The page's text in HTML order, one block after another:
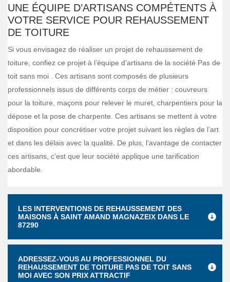
UNE ÉQUIPE D’ARTISANS COMPÉTENTS À
VOTRE SERVICE POUR REHAUSSEMENT
DE TOITURE
Si vous envisagez de réaliser un projet de rehaussement de
toiture, confiez ce projet à l’équipe d’artisans de la société Pas de
toit sans moi . Ces artisans sont composés de plusieurs
professionnels issus de différents corps de métier : couvreurs
pour la toiture, maçons pour relever le muret, charpentiers pour la
dépose et la pose de charpente. Ces artisans se mettent à votre
disposition pour concrétiser votre projet suivant les règles de l’art
et dans les délais avec la qualité. De plus, l’avantage de contacter
ces artisans, c’est que leur société applique une tarification
abordable.
LES INTERVENTIONS DE REHAUSSEMENT DES
MAISONS À SAINT AMAND MAGNAZEIX DANS LE
87290
ADRESSEZ-VOUS AU PROFESSIONNEL DU
REHAUSSEMENT DE TOITURE PAS DE TOIT SANS
MOI AVEC SON PRIX ATTRACTIF